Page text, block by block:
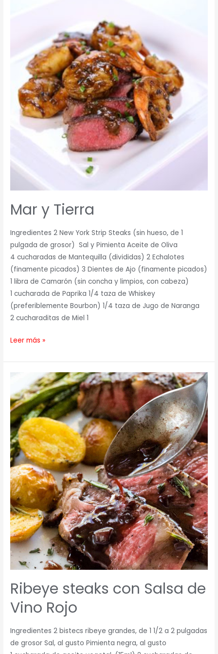
Mar y Tierra
Ingredientes 2 New York Strip Steaks (sin hueso, de 1
pulgada de grosor) Sal y Pimienta Aceite de Oliva
4 cucharadas de Mantequilla (divididas) 2 Echalotes
(finamente picados) 3 Dientes de Ajo (finamente picados)
1 libra de Camarón (sin concha y limpios, con cabeza)
1 cucharada de Paprika 1/4 taza de Whiskey
(preferiblemente Bourbon) 1/4 taza de Jugo de Naranga
2 cucharaditas de Miel 1
Leer más »
Ribeye steaks con Salsa de
Vino Rojo
Ingredientes 2 bistecs ribeye grandes, de 1 1/2 a 2 pulgadas
de grosor Sal, al gusto Pimienta negra, al gusto
steaks
con
Salsa
de
Vino
Rojo